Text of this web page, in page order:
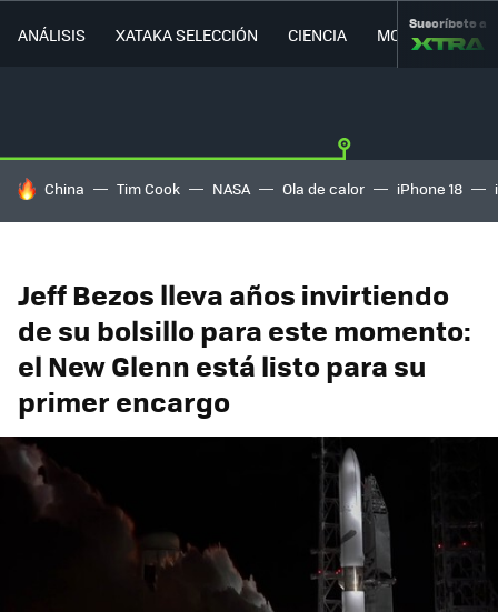
ANÁLISIS XATAKA SELECCIÓN CIENCIA MOVILIDAD
Suscríbete a
HOY SE HABLA DE
China Tim Cook NASA Ola de calor iPhone 18
Jeff Bezos lleva años invirtiendo
de su bolsillo para este momento:
el New Glenn está listo para su
primer encargo